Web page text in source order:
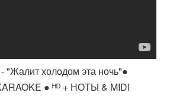
"Жалит холодом эта ночь"●
● ᴴᴰ + НОТЫ & MIDI